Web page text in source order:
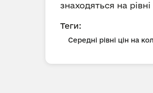
знаходяться на
Теги:
Середні рівні цін на